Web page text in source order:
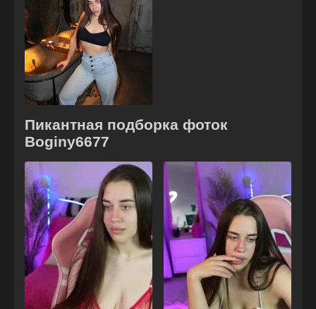
Пикантная подборка фоток
Boginy6677